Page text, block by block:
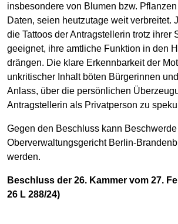
insbesondere von Blumen bzw.
Daten, seien heutzutage weit verbreitet.
die Tattoos der Antragstellerin trotz ihrer
geeignet, ihre amtliche Funktion in den
drängen. Die klare Erkennbarkeit der
unkritischer Inhalt böten Bürgerinnen
Anlass, über die persönlichen
Antragstellerin als Privatperson zu
Gegen den Beschluss kann
Oberverwaltungsgericht Berlin-
werden.
Beschluss der 26. Kammer vom 27.
26 L 288/24)